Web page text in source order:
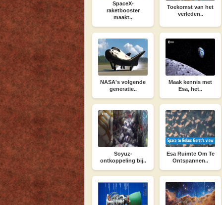
SpaceX-
raketbooster
maakt..
Toekomst van het
verleden..
NASA's volgende
generatie..
Maak kennis met
Esa, het..
Soyuz-
ontkoppeling bij..
Esa Ruimte Om Te
Ontspannen..